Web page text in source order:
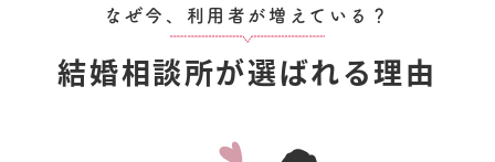
なぜ今、利用者が増えている？
結婚相談所が選ばれる理由